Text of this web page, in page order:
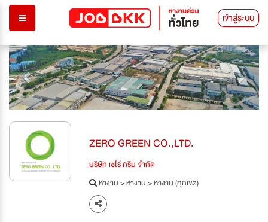
เข้าสู่ระบบ
Previous Next
ZERO GREEN CO.,LTD.
บริษัท เซโร่ กรีน จำกัด
หางาน>หางาน>หางาน (ทุกเขต)